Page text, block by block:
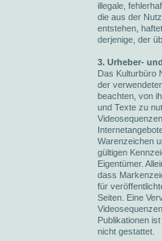
illegale,
die aus der
entstehen,
derjenige, der
3. Urheber-
Das Kulturbüro
der
beachten, von
und Texte zu
Warenzeichen
gültigen
Eigentümer.
dass
für
Seiten. Eine
Publikationen
nicht gestattet.